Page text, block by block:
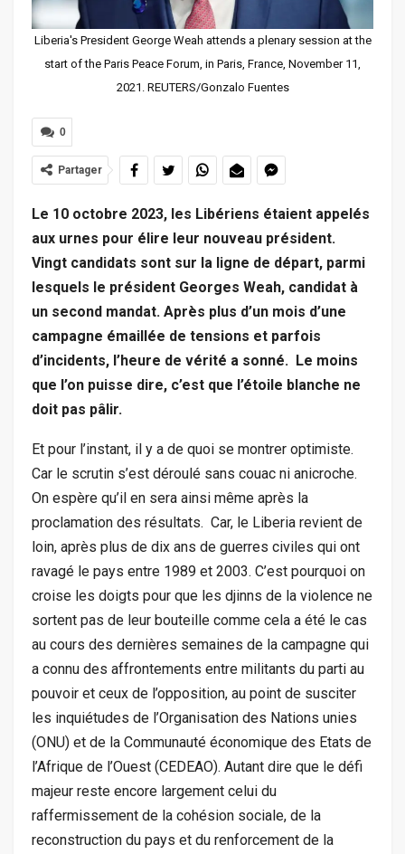
Liberia's President George Weah attends a plenary session at the
start of the Paris Peace Forum, in Paris, France, November 11,
2021. REUTERS/Gonzalo Fuentes
0
Partager
Le 10 octobre 2023, les Libériens étaient appelés
aux urnes pour élire leur nouveau président.
Vingt candidats sont sur la ligne de départ, parmi
lesquels le président Georges Weah, candidat à
un second mandat. Après plus d’un mois d’une
campagne émaillée de tensions et parfois
d’incidents, l’heure de vérité a sonné. Le moins
que l’on puisse dire, c’est que l’étoile blanche ne
doit pas pâlir.
Et pour l’instant, il y a de quoi se montrer optimiste.
Car le scrutin s’est déroulé sans couac ni anicroche.
On espère qu’il en sera ainsi même après la
proclamation des résultats. Car, le Liberia revient de
loin, après plus de dix ans de guerres civiles qui ont
ravagé le pays entre 1989 et 2003. C’est pourquoi on
croise les doigts pour que les djinns de la violence ne
sortent pas de leur bouteille comme cela a été le cas
au cours des dernières semaines de la campagne qui
a connu des affrontements entre militants du parti au
pouvoir et ceux de l’opposition, au point de susciter
les inquiétudes de l’Organisation des Nations unies
(ONU) et de la Communauté économique des Etats de
l’Afrique de l’Ouest (CEDEAO). Autant dire que le défi
majeur reste encore largement celui du
raffermissement de la cohésion sociale, de la
reconstruction du pays et du renforcement de la